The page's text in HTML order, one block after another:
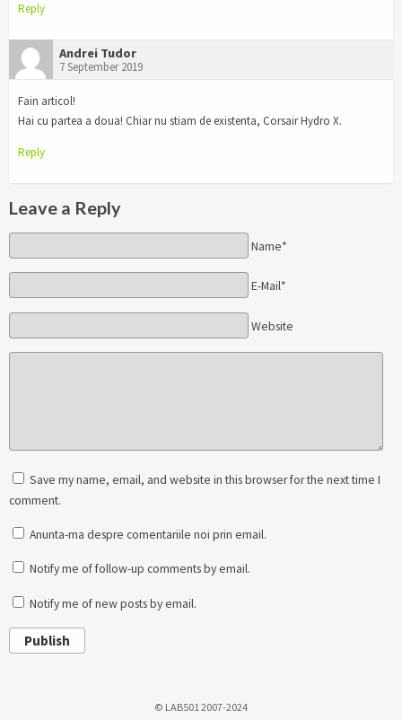
Reply
Andrei Tudor
7 September 2019
Fain articol!
Hai cu partea a doua! Chiar nu stiam de existenta, Corsair Hydro X.
Reply
Leave a Reply
Name*
E-Mail*
Website
Save my name, email, and website in this browser for the next time I
comment.
Anunta-ma despre comentariile noi prin email.
Notify me of follow-up comments by email.
Notify me of new posts by email.
Publish
© LAB501 2007-2024